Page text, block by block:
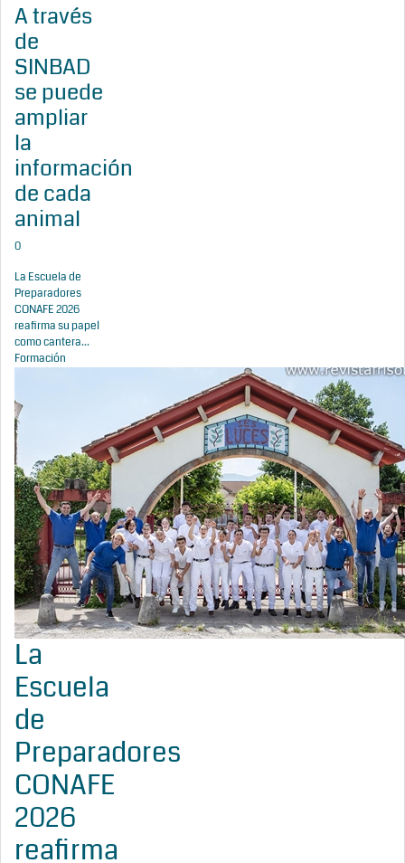
A través
de
SINBAD
se puede
ampliar
la
información
de cada
animal
0
La Escuela de
Preparadores
CONAFE 2026
reafirma su papel
como cantera...
Formación
La
Escuela
de
Preparadores
CONAFE
2026
reafirma